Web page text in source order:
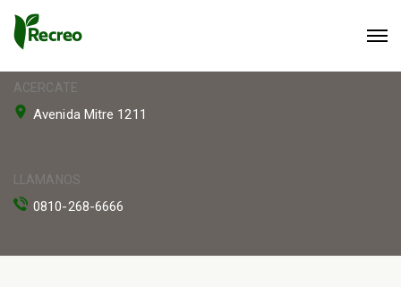
ACERCATE
Avenida Mitre 1211
LLAMANOS
0810-268-6666